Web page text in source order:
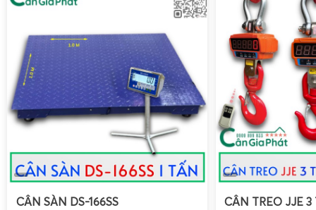
CÂN SÀN DS-166SS
CÂN TREO JJE